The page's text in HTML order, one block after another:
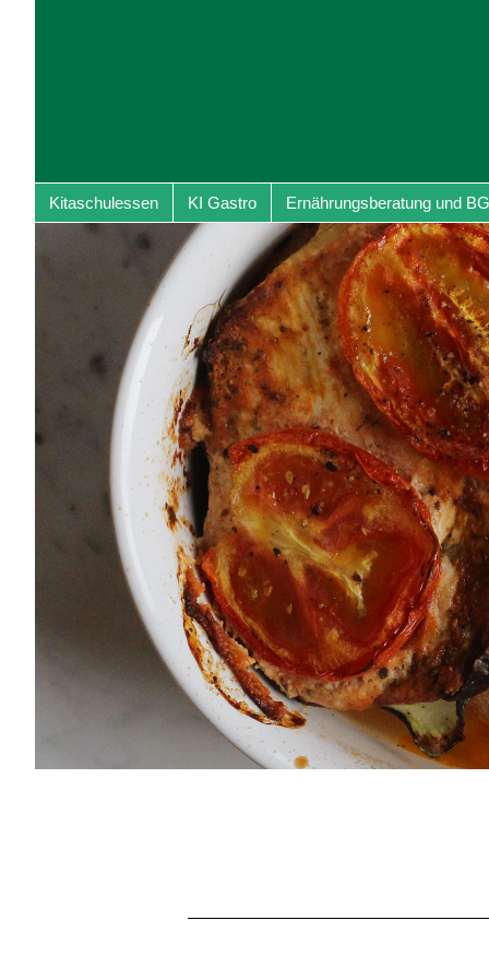
Kitaschulessen KI Gastro Ernährungsberatung und